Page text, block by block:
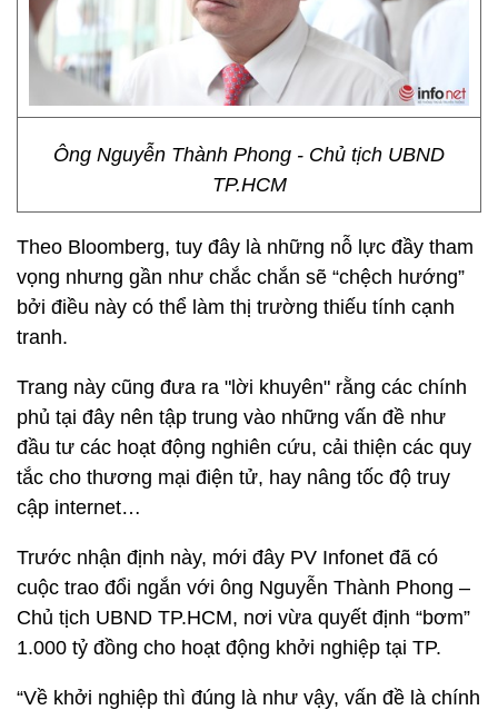
Ông Nguyễn Thành Phong - Chủ tịch UBND
TP.HCM
Theo Bloomberg, tuy đây là những nỗ lực đầy tham
vọng nhưng gần như chắc chắn sẽ “chệch hướng”
bởi điều này có thể làm thị trường thiếu tính cạnh
tranh.
Trang này cũng đưa ra "lời khuyên" rằng các chính
phủ tại đây nên tập trung vào những vấn đề như
đầu tư các hoạt động nghiên cứu, cải thiện các quy
tắc cho thương mại điện tử, hay nâng tốc độ truy
cập internet…
Trước nhận định này, mới đây PV Infonet đã có
cuộc trao đổi ngắn với ông Nguyễn Thành Phong –
Chủ tịch UBND TP.HCM, nơi vừa quyết định “bơm”
1.000 tỷ đồng cho hoạt động khởi nghiệp tại TP.
“Về khởi nghiệp thì đúng là như vậy, vấn đề là chính